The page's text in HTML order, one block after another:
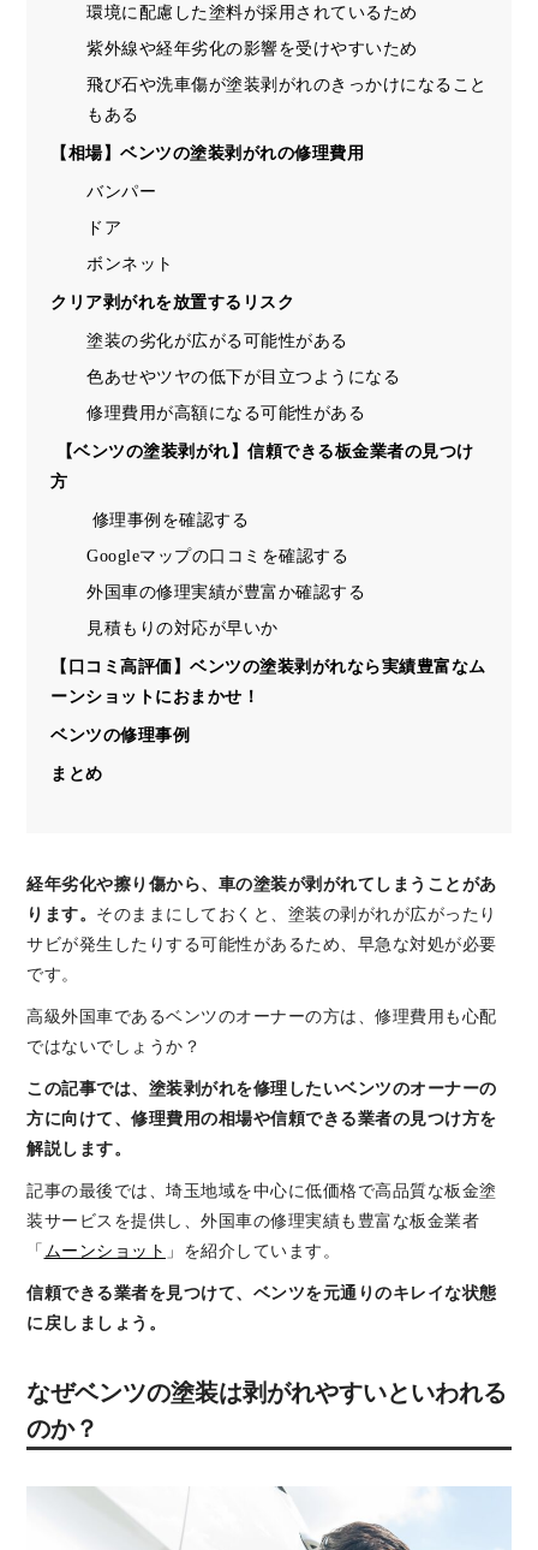
環境に配慮した塗料が採用されているため
紫外線や経年劣化の影響を受けやすいため
飛び石や洗車傷が塗装剥がれのきっかけになること
もある
【相場】ベンツの塗装剥がれの修理費用
バンパー
ドア
ボンネット
クリア剥がれを放置するリスク
塗装の劣化が広がる可能性がある
色あせやツヤの低下が目立つようになる
修理費用が高額になる可能性がある
【ベンツの塗装剥がれ】信頼できる板金業者の見つけ
方
修理事例を確認する
Googleマップの口コミを確認する
外国車の修理実績が豊富か確認する
見積もりの対応が早いか
【口コミ高評価】ベンツの塗装剥がれなら実績豊富なム
ーンショットにおまかせ！
ベンツの修理事例
まとめ
経年劣化や擦り傷から、車の塗装が剥がれてしまうことがあ
ります。 そのままにしておくと、塗装の剥がれが広がったり
サビが発生したりする可能性があるため、早急な対処が必要
です。
高級外国車であるベンツのオーナーの方は、修理費用も心配
ではないでしょうか？
この記事では、塗装剥がれを修理したいベンツのオーナーの
方に向けて、修理費用の相場や信頼できる業者の見つけ方を
解説します。
記事の最後では、埼玉地域を中心に低価格で高品質な板金塗
装サービスを提供し、外国車の修理実績も豊富な板金業者
「 ムーンショット 」を紹介しています。
信頼できる業者を見つけて、ベンツを元通りのキレイな状態
に戻しましょう。
なぜベンツの塗装は剥がれやすいといわれる
のか？